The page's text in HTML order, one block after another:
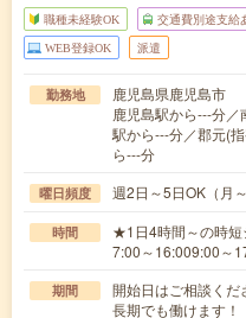
職種未経験OK 交通費別途支給
WEB登録OK 派遣
勤務地
鹿児島県鹿児島市
鹿児島駅から---分
駅から---分／郡元(
ら---分
曜日頻度 週2日～5日OK（
時間
★1日4時間～の時短
7:00～16:009:00～
期間
開始日はご相談く
長期でも働けます！